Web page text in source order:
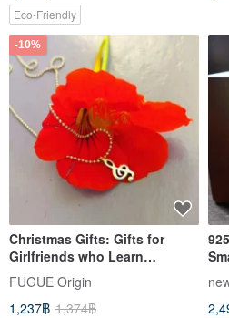
Eco-Friendly
-10%
Christmas Gifts: Gifts for
Girlfriends who Learn
Music-.925 Sterling Silver
Necklace-Treble Clef Necklace
FUGUE Origin
1,237฿ 1,374฿